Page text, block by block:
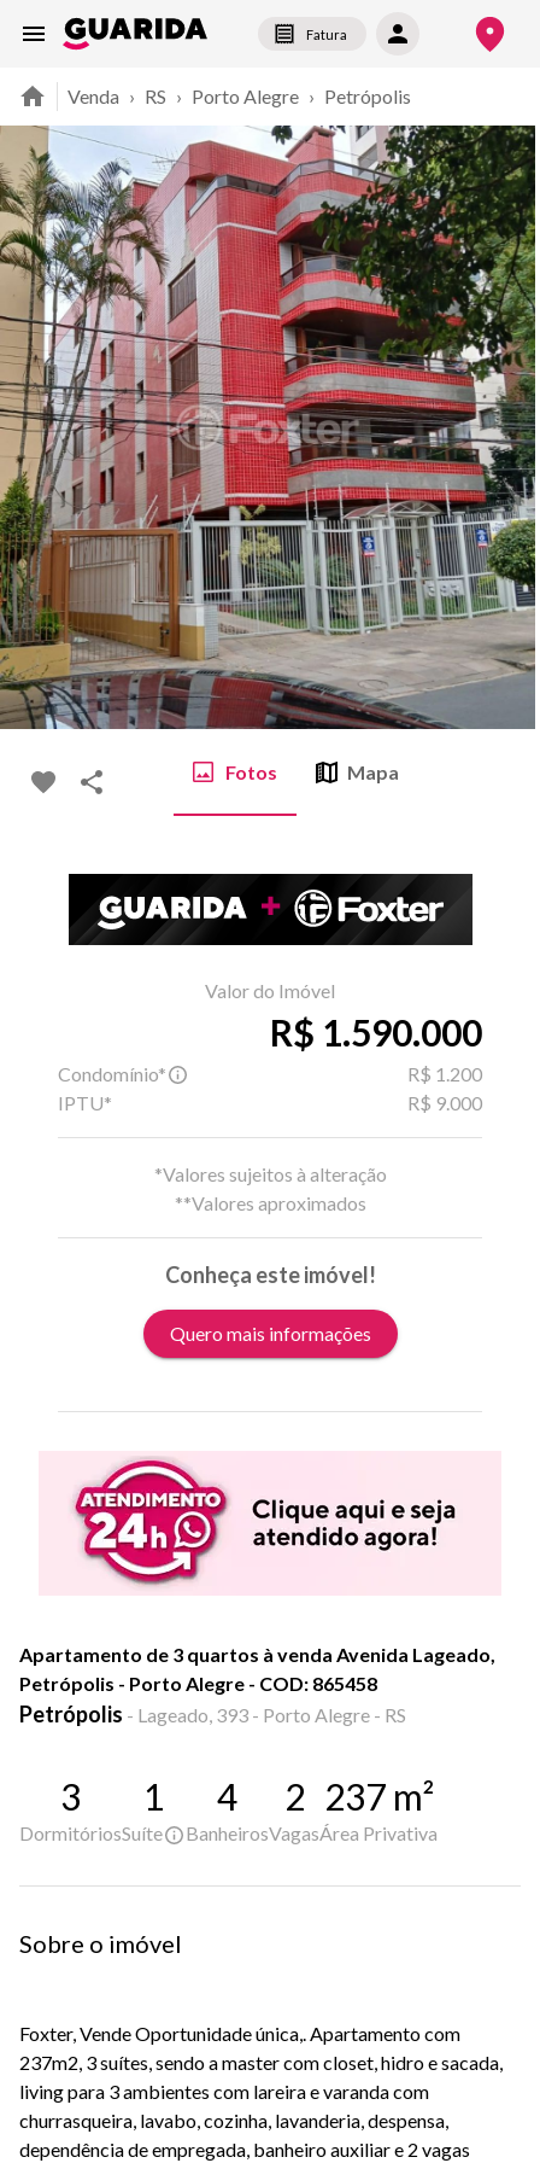
Fatura
Venda › RS › Porto Alegre › Petrópolis
Fotos Mapa
Valor do Imóvel
R$ 1.590.000
Condomínio*
R$ 1.200
IPTU*
R$ 9.000
*Valores sujeitos à alteração
**Valores aproximados
Conheça este imóvel!
Quero mais informações
Apartamento de 3 quartos à venda Avenida Lageado,
Petrópolis - Porto Alegre - COD: 865458
Petrópolis - Lageado, 393 - Porto Alegre - RS
3
Dormitórios
1
Suíte
4
Banheiros
2
Vagas
237 m²
Área Privativa
Sobre o imóvel
Foxter, Vende Oportunidade única,. Apartamento com
237m2, 3 suítes, sendo a master com closet, hidro e sacada,
living para 3 ambientes com lareira e varanda com
churrasqueira, lavabo, cozinha, lavanderia, despensa,
dependência de empregada, banheiro auxiliar e 2 vagas